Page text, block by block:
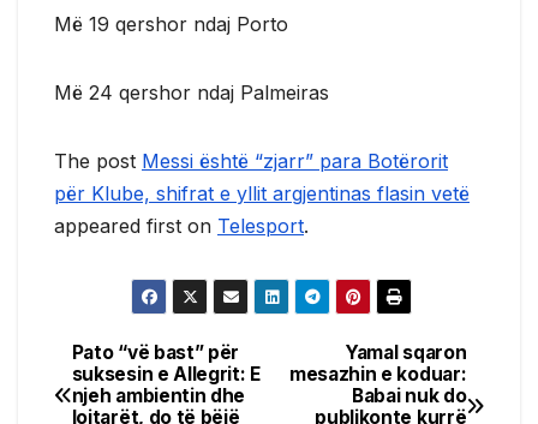
Më 19 qershor ndaj Porto
Më 24 qershor ndaj Palmeiras
The post Messi është “zjarr” para Botërorit
për Klube, shifrat e yllit argjentinas flasin vetë
appeared first on Telesport.
Post
Yamal sqaron
mesazhin e koduar:
Babai nuk do
publikonte kurrë
Pato “vë bast” për
suksesin e Allegrit: E
njeh ambientin dhe
lojtarët, do të bëjë